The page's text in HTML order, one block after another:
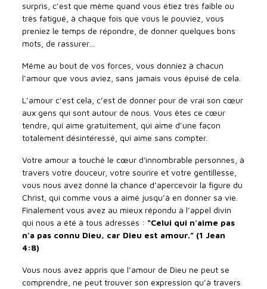
surpris, c’est que même quand vous étiez très faible ou
très fatigué, à chaque fois que vous le pouviez, vous
preniez le temps de répondre, de donner quelques bons
mots, de rassurer…
Même au bout de vos forces, vous donniez à chacun
l’amour que vous aviez, sans jamais vous épuisé de cela.
L’amour c’est cela, c’est de donner pour de vrai son cœur
aux gens qui sont autour de nous. Vous êtes ce cœur
tendre, qui aime gratuitement, qui aime d’une façon
totalement désintéressé, qui aime sans compter.
Votre amour a touché le cœur d'innombrable personnes, à
travers votre douceur, votre sourire et votre gentillesse,
vous nous avez donné la chance d’apercevoir la figure du
Christ, qui comme vous a aimé jusqu’à en donner sa vie.
Finalement vous avez au mieux répondu à l’appel divin
qui nous a été à tous adressés :“Celui qui n'aime pas
n'a pas connu Dieu, car Dieu est amour.” (1 Jean
4:8)
Vous nous avez appris que l’amour de Dieu ne peut se
comprendre, ne peut trouver son expression qu’à travers